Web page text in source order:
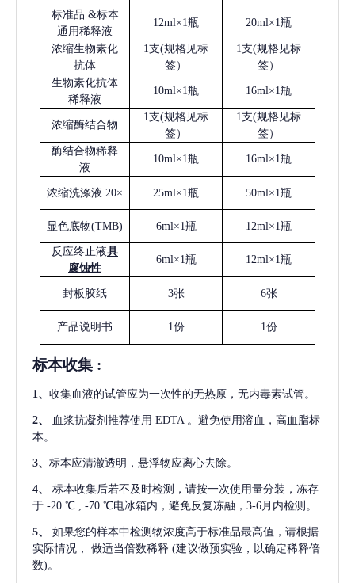
标准品 &标本
通用稀释液
12ml×1瓶 20ml×1瓶
浓缩生物素化
抗体
1支(规格见标
签）
1支(规格见标
签）
生物素化抗体
稀释液
10ml×1瓶 16ml×1瓶
浓缩酶结合物
1支(规格见标
签）
1支(规格见标
签）
酶结合物稀释
液
10ml×1瓶 16ml×1瓶
浓缩洗涤液 20× 25ml×1瓶 50ml×1瓶
显色底物(TMB) 6ml×1瓶 12ml×1瓶
反应终止液具
腐蚀性
6ml×1瓶 12ml×1瓶
封板胶纸 3张 6张
产品说明书 1份 1份
标本收集 :
1 、 收集血液的试管应为一次性的无热原，无内毒素试管。
2、 血浆抗凝剂推荐使用 EDTA 。避免使用溶血，高血脂标
本。
3、 标本应清澈透明，悬浮物应离心去除。
4、
标本收集后若不及时检测，请按一次使用量分装，冻存
于 -20 ℃ , -70 ℃电冰箱内，避免反复冻融，3-6月内检测。
5、
如果您的样本中检测物浓度高于标准品最高值，请根据
实际情况，
做适当倍数稀释 (建议做预实验，以确定稀释倍
数)。